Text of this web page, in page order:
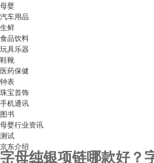
母婴
汽车用品
生鲜
食品饮料
玩具乐器
鞋靴
医药保健
钟表
珠宝首饰
手机通讯
图书
母婴行业资讯
测试
京东介绍
字母纯银项链哪款好？